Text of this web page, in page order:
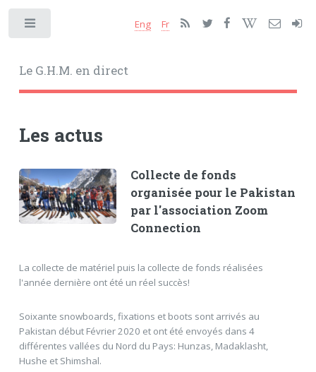
Le G.H.M. en direct
Eng Fr
Les actus
Collecte de fonds
organisée pour le Pakistan
par l'association Zoom
Connection
La collecte de matériel puis la collecte de fonds réalisées
l'année dernière ont été un réel succès!
Soixante snowboards, fixations et boots sont arrivés au
Pakistan début Février 2020 et ont été envoyés dans 4
différentes vallées du Nord du Pays: Hunzas, Madaklasht,
Hushe et Shimshal.